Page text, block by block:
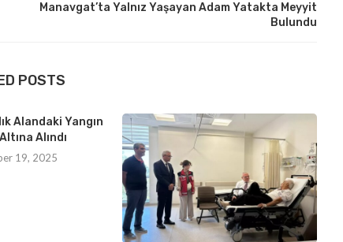
Manavgat’ta Yalnız Yaşayan Adam Yatakta Meyyit
Bulundu
POSTS
Alandaki Yangın
Alındı
19, 2025